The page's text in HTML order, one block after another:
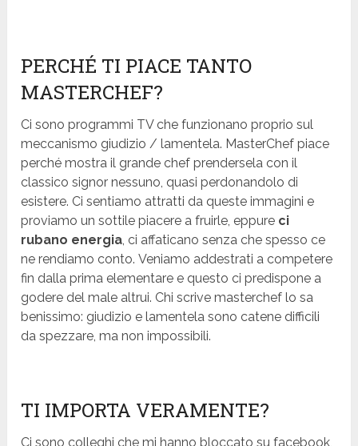
PERCHÉ TI PIACE TANTO
MASTERCHEF?
Ci sono programmi TV che funzionano proprio sul
meccanismo giudizio / lamentela. MasterChef piace
perché mostra il grande chef prendersela con il
classico signor nessuno, quasi perdonandolo di
esistere. Ci sentiamo attratti da queste immagini e
proviamo un sottile piacere a fruirle, eppure ci
rubano energia , ci affaticano senza che spesso ce
ne rendiamo conto. Veniamo addestrati a competere
fin dalla prima elementare e questo ci predispone a
godere del male altrui. Chi scrive masterchef lo sa
benissimo: giudizio e lamentela sono catene difficili
da spezzare, ma non impossibili.
TI IMPORTA VERAMENTE?
Ci sono colleghi che mi hanno bloccato su facebook,